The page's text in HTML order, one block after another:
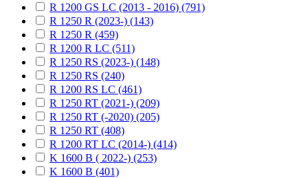
R 1200 GS LC (2013 - 2016) (791)
R 1250 R (2023-) (143)
R 1250 R (459)
R 1200 R LC (511)
R 1250 RS (2023-) (148)
R 1250 RS (240)
R 1200 RS LC (461)
R 1250 RT (2021-) (209)
R 1250 RT (-2020) (205)
R 1250 RT (408)
R 1200 RT LC (2014-) (414)
K 1600 B ( 2022-) (253)
K 1600 B (401)